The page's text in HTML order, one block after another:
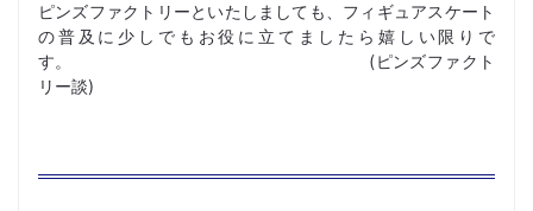
ピンズファクトリーといたしましても、フィギュアスケート
の普及に少しでもお役に立てましたら嬉しい限りで
す。 (ピンズファクト
リー談)